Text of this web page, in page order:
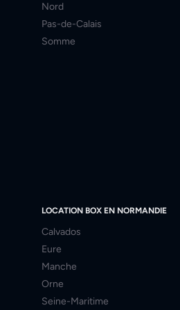
Nord
Pas-de-Calais
Somme
LOCATION BOX EN NORMANDIE
Calvados
Eure
Manche
Orne
Seine-Maritime